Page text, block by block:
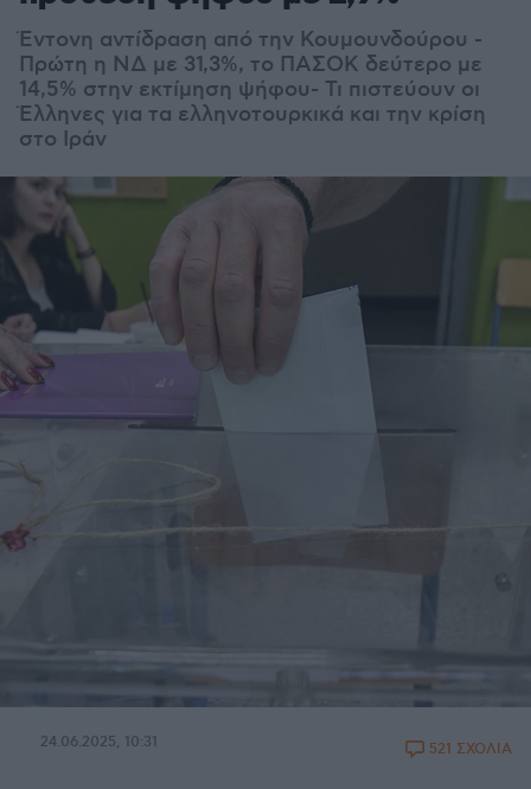
Έντονη αντίδραση από την Κουμουνδούρου -
Πρώτη η ΝΔ με 31,3%, το ΠΑΣΟΚ δεύτερο με
14,5% στην εκτίμηση ψήφου- Τι πιστεύουν οι
Έλληνες για τα ελληνοτουρκικά και την κρίση
στο Ιράν
24.06.2025, 10:31 521 ΣΧΟΛΙΑ